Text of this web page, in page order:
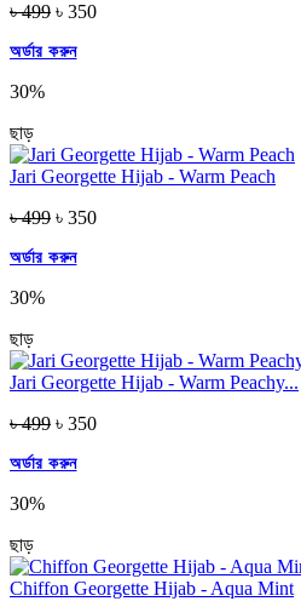
৳ 499 ৳ 350
অর্ডার করুন
30%
ছাড়
Jari Georgette Hijab - Warm Peach
৳ 499 ৳ 350
অর্ডার করুন
30%
ছাড়
Jari Georgette Hijab - Warm Peachy...
৳ 499 ৳ 350
অর্ডার করুন
30%
ছাড়
Chiffon Georgette Hijab - Aqua Mint